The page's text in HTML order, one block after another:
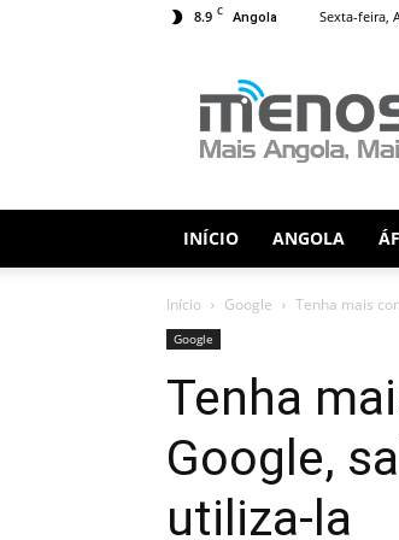
8.9 C Angola Sexta-feira,
INÍCIO ANGOLA
Início Google Tenha mais
Google
Tenha
Google,
utiliza-la